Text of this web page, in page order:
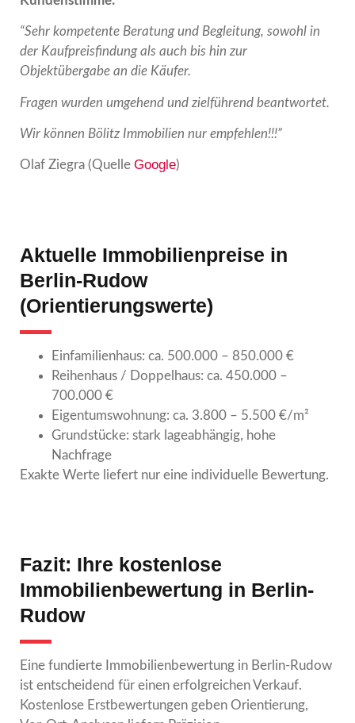
“Sehr kompetente Beratung und Begleitung, sowohl in
der Kaufpreisfindung als auch bis hin zur
Objektübergabe an die Käufer.
Fragen wurden umgehend und zielführend beantwortet.
Wir können Bölitz Immobilien nur empfehlen!!!”
Olaf Ziegra (Quelle Google)
Aktuelle Immobilienpreise in
Berlin-Rudow
(Orientierungswerte)
Einfamilienhaus: ca. 500.000 – 850.000 €
Reihenhaus / Doppelhaus: ca. 450.000 –
700.000 €
Eigentumswohnung: ca. 3.800 – 5.500 €/m²
Grundstücke: stark lageabhängig, hohe
Nachfrage
Exakte Werte liefert nur eine individuelle Bewertung.
Fazit: Ihre kostenlose
Immobilienbewertung in Berlin-
Rudow
Eine fundierte Immobilienbewertung in Berlin-Rudow
ist entscheidend für einen erfolgreichen Verkauf.
Kostenlose Erstbewertungen geben Orientierung,